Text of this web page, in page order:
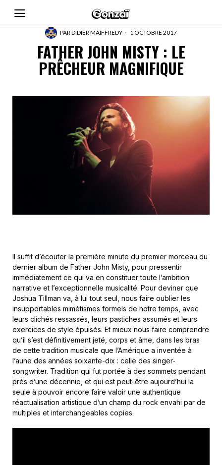
PARDIDIER MAIFFREDY 1 OCTOBRE 2017
FATHER JOHN MISTY : LE
PRÊCHEUR MAGNIFIQUE
Il suffit d’écouter la première minute du premier morceau du
dernier album de Father John Misty, pour pressentir
immédiatement ce qui va en constituer toute l’ambition
narrative et l’exceptionnelle musicalité. Pour deviner que
Joshua Tillman va, à lui tout seul, nous faire oublier les
insupportables mimétismes formels de notre temps, avec
leurs clichés ressassés, leurs pastiches assumés et leurs
exercices de style épuisés. Et mieux nous faire comprendre
qu’il s’est définitivement jeté, corps et âme, dans les bras
de cette tradition musicale que l’Amérique a inventée à
l’aune des années soixante-dix : celle des singer-
songwriter. Tradition qui fut portée à des sommets pendant
près d’une décennie, et qui est peut-être aujourd’hui la
seule à pouvoir encore faire valoir une authentique
réactualisation artistique d’un champ du rock envahi par de
multiples et interchangeables copies.